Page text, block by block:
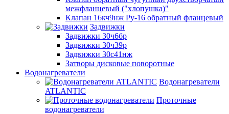
межфланцевый ("хлопушка)"
Клапан 16кч9нж Ру-16 обратный фланцевый
Задвижки
Задвижки 30ч6бр
Задвижки 30ч39р
Задвижки 30с41нж
Затворы дисковые поворотные
Водонагреватели
Водонагреватели
ATLANTIC
Проточные
водонагреватели